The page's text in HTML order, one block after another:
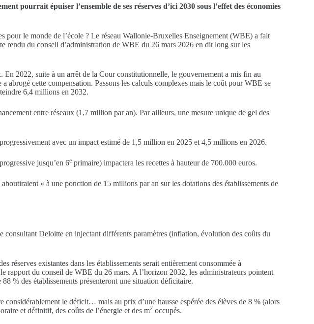
pourrait épuiser l’ensemble de ses réserves d’ici 2030 sous l’effet des économies
pour le monde de l’école ? Le réseau Wallonie-Bruxelles Enseignement (WBE) a fait
rendu du conseil d’administration de WBE du 26 mars 2026 en dit long sur les
2022, suite à un arrêt de la Cour constitutionnelle, le gouvernement a mis fin au
cette compensation. Passons les calculs complexes mais le coût pour WBE se
6,4 millions en 2032.
entre réseaux (1,7 million par an). Par ailleurs, une mesure unique de gel des
avec un impact estimé de 1,5 million en 2025 et 4,5 millions en 2026.
jusqu’en 6e primaire) impactera les recettes à hauteur de 700.000 euros.
« à une ponction de 15 millions par an sur les dotations des établissements de
consultant Deloitte en injectant différents paramètres (inflation, évolution des coûts du
existantes dans les établissements serait entièrement consommée à
rapport du conseil de WBE du 26 mars. A l’horizon 2032, les administrateurs pointent
% des établissements présenteront une situation déficitaire.
le déficit… mais au prix d’une hausse espérée des élèves de 8 % (alors
et définitif, des coûts de l’énergie et des m2 occupés.